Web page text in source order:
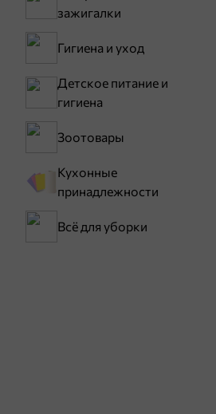
зажигалки
Гигиена и уход
Детское питание и
гигиена
Зоотовары
Кухонные
принадлежности
Всё для уборки